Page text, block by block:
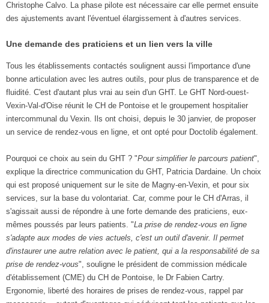
Christophe Calvo. La phase pilote est nécessaire car elle permet ensuite
des ajustements avant l'éventuel élargissement à d'autres services.
Une demande des praticiens et un lien vers la ville
Tous les établissements contactés soulignent aussi l'importance d'une
bonne articulation avec les autres outils, pour plus de transparence et de
fluidité. C'est d'autant plus vrai au sein d'un GHT. Le GHT Nord-ouest-
Vexin-Val-d'Oise réunit le CH de Pontoise et le groupement hospitalier
intercommunal du Vexin. Ils ont choisi, depuis le 30 janvier, de proposer
un service de rendez-vous en ligne, et ont opté pour Doctolib également.
Pourquoi ce choix au sein du GHT ? "Pour simplifier le parcours patient",
explique la directrice communication du GHT, Patricia Dardaine. Un choix
qui est proposé uniquement sur le site de Magny-en-Vexin, et pour six
services, sur la base du volontariat. Car, comme pour le CH d'Arras, il
s'agissait aussi de répondre à une forte demande des praticiens, eux-
mêmes poussés par leurs patients. "La prise de rendez-vous en ligne
s'adapte aux modes de vies actuels, c'est un outil d'avenir. Il permet
d'instaurer une autre relation avec le patient, qui a la responsabilité de sa
prise de rendez-vous", souligne le président de commission médicale
d'établissement (CME) du CH de Pontoise, le Dr Fabien Cartry.
Ergonomie, liberté des horaires de prises de rendez-vous, rappel par